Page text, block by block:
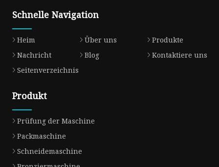
Schnelle Navigation
Heim Über uns
Produkte
Nachricht
Blog
Kontaktiere uns
Seitenverzeichnis
Produkt
Prüfung der Maschine
Packmaschine
Schneidemaschine